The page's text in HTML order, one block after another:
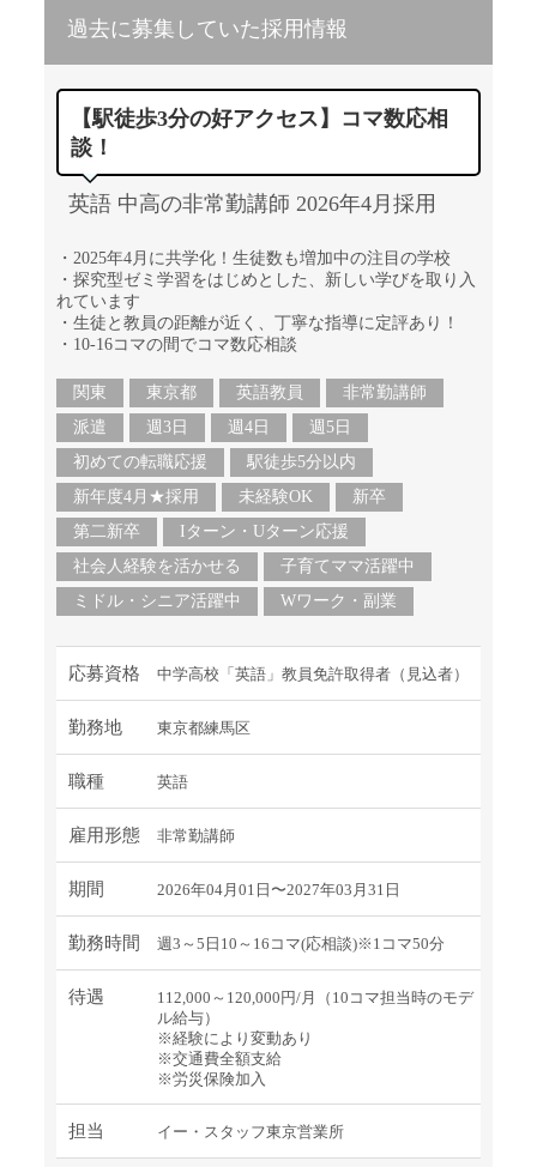
過去に募集していた採用情報
【駅徒歩3分の好アクセス】コマ数応相
談！
英語 中高の非常勤講師 2026年4月採用
・2025年4月に共学化！生徒数も増加中の注目の学校
・探究型ゼミ学習をはじめとした、新しい学びを取り入
れています
・生徒と教員の距離が近く、丁寧な指導に定評あり！
・10-16コマの間でコマ数応相談
関東 東京都 英語教員
非常勤講師
派遣
週3日 週4日
週5日
初めての転職応援
駅徒歩5分以内
新年度4月★採用
未経験OK
新卒
第二新卒
Iターン・Uターン応援
社会人経験を活かせる
子育てママ活躍中
ミドル・シニア活躍中
Wワーク・副業
応募資格 中学高校「英語」教員免許取得者（見込者）
勤務地 東京都練馬区
職種 英語
雇用形態 非常勤講師
期間 2026年04月01日〜2027年03月31日
勤務時間 週3～5日10～16コマ(応相談)※1コマ50分
待遇
112,000～120,000円/月（10コマ担当時のモデ
ル給与）
※経験により変動あり
※交通費全額支給
※労災保険加入
担当 イー・スタッフ東京営業所